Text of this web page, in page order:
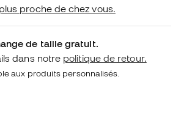
proche de chez vous.
de taille gratuit.
dans notre politique de retour.
aux produits personnalisés.